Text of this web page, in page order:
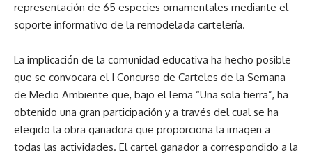
representación de 65 especies ornamentales mediante el
soporte informativo de la remodelada cartelería.
La implicación de la comunidad educativa ha hecho posible
que se convocara el I Concurso de Carteles de la Semana
de Medio Ambiente que, bajo el lema “Una sola tierra”, ha
obtenido una gran participación y a través del cual se ha
elegido la obra ganadora que proporciona la imagen a
todas las actividades. El cartel ganador a correspondido a la